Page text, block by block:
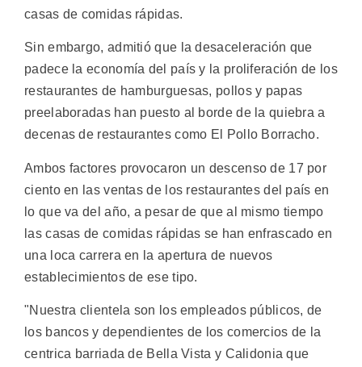
casas de comidas rápidas.
Sin embargo, admitió que la desaceleración que
padece la economía del país y la proliferación de los
restaurantes de hamburguesas, pollos y papas
preelaboradas han puesto al borde de la quiebra a
decenas de restaurantes como El Pollo Borracho.
Ambos factores provocaron un descenso de 17 por
ciento en las ventas de los restaurantes del país en
lo que va del año, a pesar de que al mismo tiempo
las casas de comidas rápidas se han enfrascado en
una loca carrera en la apertura de nuevos
establecimientos de ese tipo.
"Nuestra clientela son los empleados públicos, de
los bancos y dependientes de los comercios de la
centrica barriada de Bella Vista y Calidonia que